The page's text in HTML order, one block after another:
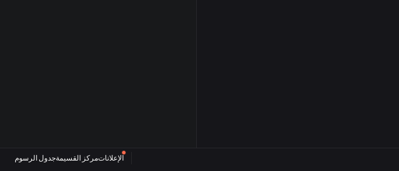
الإعلاناتمركز القسيمةجدول الرسوم